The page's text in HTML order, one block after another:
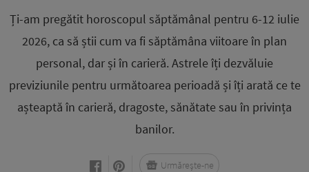
Ți-am pregătit horoscopul săptămânal pentru 6-12 iulie
2026, ca să știi cum va fi săptămâna viitoare în plan
personal, dar și în carieră. Astrele îți dezvăluie
previziunile pentru următoarea perioadă și îți arată ce te
așteaptă în carieră, dragoste, sănătate sau în privința
banilor.
Urmărește-ne